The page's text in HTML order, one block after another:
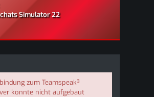
Simulator 22
zum Teamspeak³
konnte nicht aufgebaut